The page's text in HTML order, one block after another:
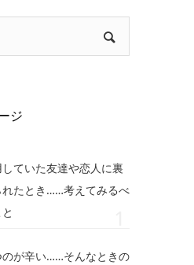
ジ
ていた友達や恋人に裏
れたとき……考えてみるべ
のが辛い……そんなときの